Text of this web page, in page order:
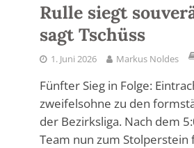
Rulle siegt
sagt Tschüss
1. Juni 2026 Markus Noldes
Fünfter Sieg in Folge:
zweifelsohne zu den
der Bezirksliga. Nach dem
Team nun zum Stolperstein